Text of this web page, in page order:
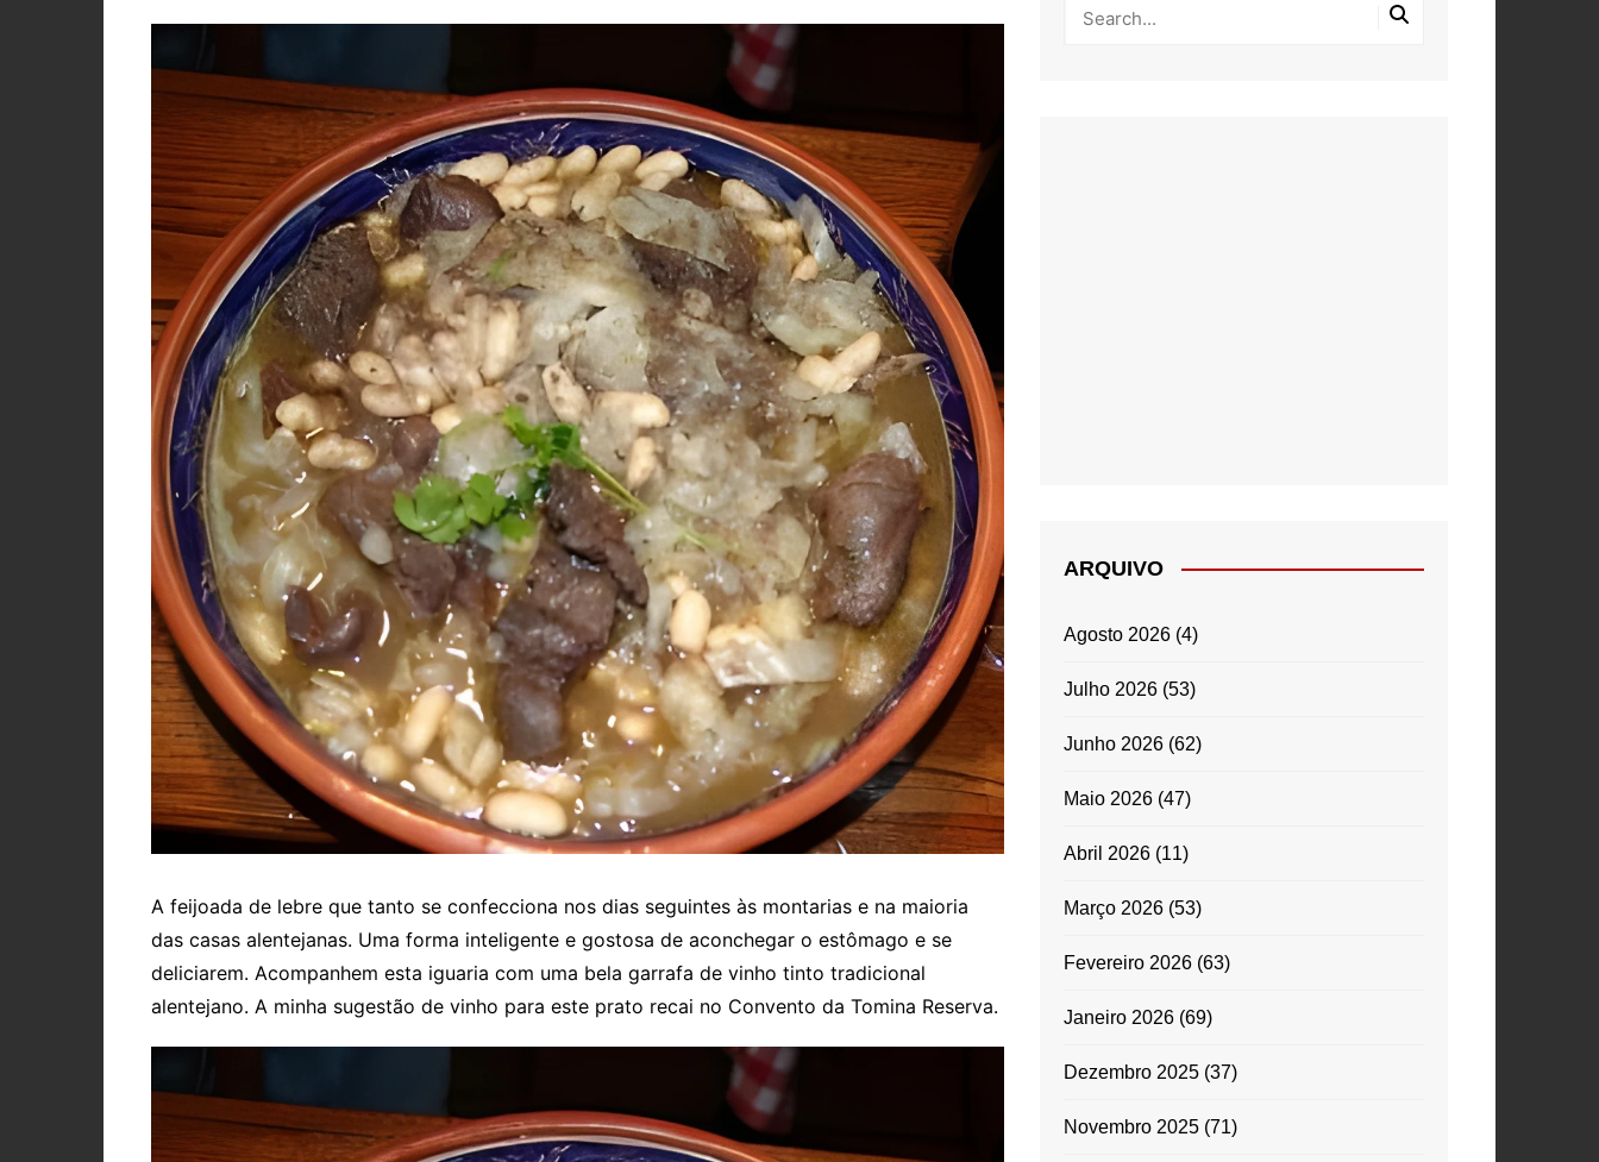
MIGAS E AÇORDAS
PETISCOS
QUICHES
A feijoada de lebre que tanto se confecciona nos dias seguintes às montarias e na maioria
das casas alentejanas. Uma forma inteligente e gostosa de aconchegar o estômago e se
deliciarem. Acompanhem esta iguaria com uma bela garrafa de vinho tinto tradicional
alentejano. A minha sugestão de vinho para este prato recai no Convento da Tomina Reserva.
ARQUIVO
Agosto 2026(4)
Julho 2026(53)
Junho 2026(62)
Maio 2026(47)
Abril 2026(11)
Março 2026(53)
Fevereiro 2026(63)
Janeiro 2026(69)
Dezembro 2025(37)
Novembro 2025(71)